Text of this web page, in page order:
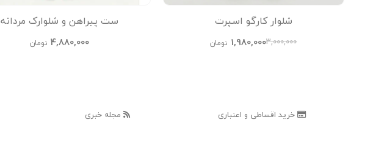
شلوار کارگو اسپرت
3,000,000
1,980,000 تومان
ست پیراهن و شلوارک مردانه
4,880,000 تومان
خرید اقساطی و اعتباری مجله خبری